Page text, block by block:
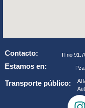
Contacto: Tlfno
Estamos en:
Transporte público:
Al